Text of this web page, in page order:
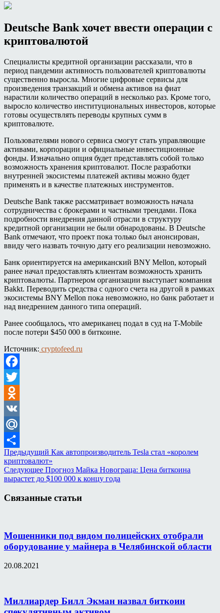
Deutsche Bank хочет ввести операции с
криптовалютой
Специалисты кредитной организации рассказали, что в
период пандемии активность пользователей криптовалюты
существенно выросла. Многие цифровые сервисы для
произведения транзакций и обмена активов на фиат
нарастили количество операций в несколько раз. Кроме того,
выросло количество институциональных инвесторов, которые
готовы осуществлять переводы крупных сумм в
криптовалюте.
Пользователями нового сервиса смогут стать управляющие
активами, корпорации и официальные инвестиционные
фонды. Изначально опция будет представлять собой только
возможность хранения криптовалют. После разработки
внутренней экосистемы платежей активы можно будет
применять и в качестве платежных инструментов.
Deutsche Bank также рассматривает возможность начала
сотрудничества с брокерами и частными трендами. Пока
подробности внедрения данной отрасли в структуру
кредитной организации не были обнародованы. В Deutsche
Bank отмечают, что проект пока только был анонсирован,
ввиду чего назвать точную дату его реализации невозможно.
Банк ориентируется на американский BNY Mellon, который
ранее начал предоставлять клиентам возможность хранить
криптовалюты. Партнером организации выступает компания
Bakkt. Переводить средства с одного счета на другой в рамках
экосистемы BNY Mellon пока невозможно, но банк работает и
над внедрением данного типа операций.
Ранее сообщалось, что американец подал в суд на T-Mobile
после потери $450 000 в биткоине.
Источник: cryptofeed.ru
Facebook
Twitter
Odnoklassniki
VK
Mail.Ru
Отправить
Предыдущий Как автопроизводитель Tesla стал «королем
криптовалют»
Следующее Прогноз Майка Новограца: Цена биткоина
вырастет до $100 000 к концу года
Связанные статьи
Мошенники под видом полицейских отобрали
оборудование у майнера в Челябинской области
20.08.2021
Миллиардер Билл Экман назвал биткоин